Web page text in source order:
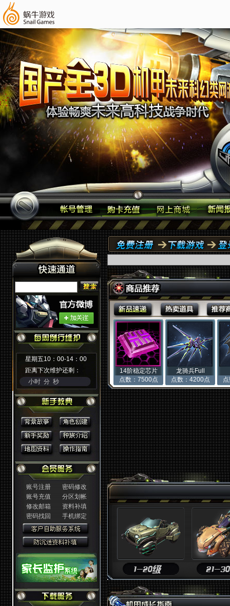
星期五10：00-14：00
距离下次维护还剩：
小时 分 秒
账号注册
密码修改
账号充值
分区划帐
修改邮箱
资料补填
密码找回
手机绑定
14阶稳定芯片
点数：7500点
龙骑兵Full
点数：4200点